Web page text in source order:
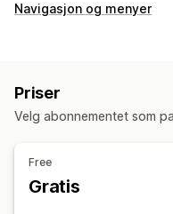
Navigasjon og menyer
Priser
Velg abonnementet som
Free
Gratis